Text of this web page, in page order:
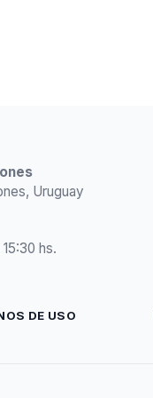
Uruguay
hs.
DE USO